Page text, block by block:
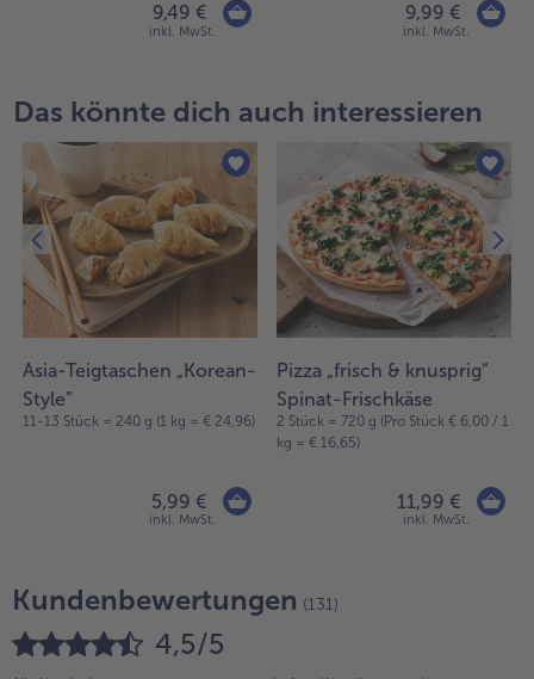
9,49 €
inkl. MwSt.
9,99 €
inkl. MwSt.
Das könnte dich auch interessieren
Asia-Teigtaschen „Korean-
Style”
11-13 Stück = 240 g (1 kg = € 24,96)
5,99 €
inkl. MwSt.
Pizza „frisch & knusprig“
Spinat-Frischkäse
2 Stück = 720 g (Pro Stück € 6,00 / 1
kg = € 16,65)
11,99 €
inkl. MwSt.
Kundenbewertungen (131)
4,5/5